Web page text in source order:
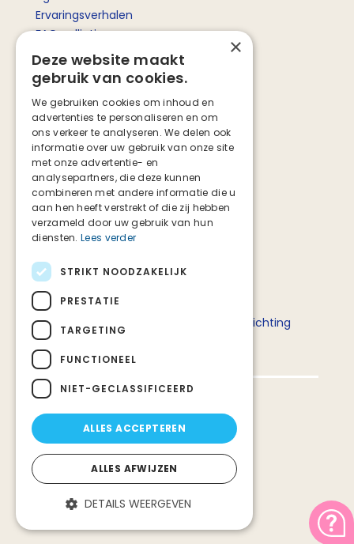
Ervaringsverhalen
FAQ palliatieve zorg
Betekenis palliatieve zorg
Social media
Facebook
Instagram
TikTok
Deze website is tot stand gekomen in
samenwerking met het ministerie van
Volksgezondheid, Welzijn en Sport en Stichting
Palliatieve Zorg Nederland.
Privacy en veiligheid
Over deze website
Over Stichting PZNL
Contact
×
Deze website maakt
gebruik van cookies.
We gebruiken cookies om inhoud en
advertenties te personaliseren en om
ons verkeer te analyseren. We delen ook
informatie over uw gebruik van onze site
met onze advertentie- en
analysepartners, die deze kunnen
combineren met andere informatie die u
aan hen heeft verstrekt of die zij hebben
verzameld door uw gebruik van hun
diensten. Lees verder
STRIKT NOODZAKELIJK
PRESTATIE
TARGETING
FUNCTIONEEL
NIET-GECLASSIFICEERD
ALLES ACCEPTEREN
ALLES AFWIJZEN
DETAILS WEERGEVEN